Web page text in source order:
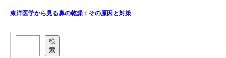
東洋医学から見る鼻の乾燥：その原因と対策
検
索